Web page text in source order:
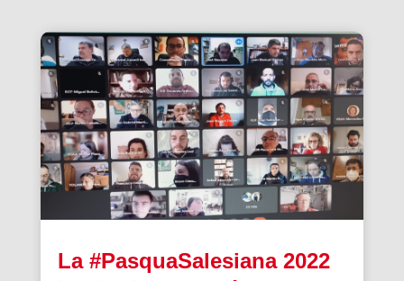
La #PasquaSalesiana 2022